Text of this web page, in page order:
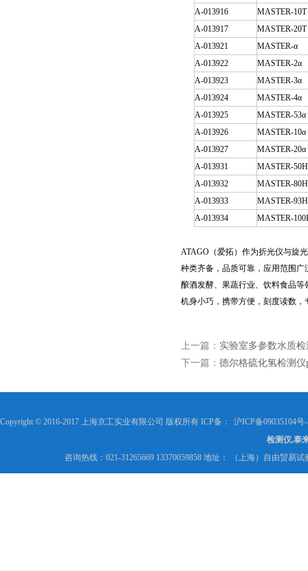
A-013916
MASTER-10T
A-013917
MASTER-20T
A-013921
MASTER-α
A-013922
MASTER-2α
A-013923
MASTER-3α
A-013924
MASTER-4α
A-013925
MASTER-53α
A-013926
MASTER-10α
A-013927
MASTER-20α
A-013931
MASTER-50H
A-013932
MASTER-80H
A-013933
MASTER-93H
A-013934
MASTER-
ATAGO（爱拓）作为折光仪与旋
种类齐备，品质可靠，应用范围
酿酒发酵、果蔬行业、饮料食品等
机身小巧，携带方便，刻度读数
上一篇： 实验室多参数水质检
下一篇： 德尔格硫化氢检测仪
Copyright © 2016-2017 上海京工实业有限公司 版权所有 ICP备：
沪ICP备09035104号
检测仪,泰
咨询热线：021-31265669 13370059858 地址： （上海）自由贸易